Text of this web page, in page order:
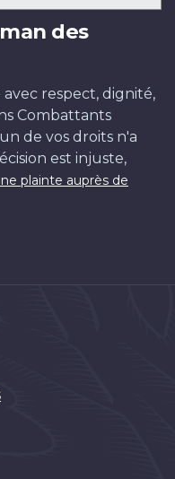
des
respect, dignité,
Combattants
de vos droits n'a
est injuste,
plainte auprès de